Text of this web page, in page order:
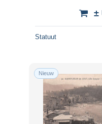
±
Statuut
Nieuw